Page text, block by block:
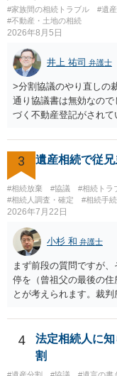
があり出席できない）と
はないので、ｍｉｎｔｓ
限までに届けばよい）
にお問い合わせくださ
#家族間の相続トラブル #遺
#不動産・土地の相続
2026年8月5日
井上 祐司 弁護士
>分割協議のやり直しの
通り協議書は無効なの
づく不動産登記がされ
方の訴訟の主張及び立
医師の意見書、筆跡鑑
はありますが、 ・伯母
様の意に反する遺産分割
であること からすると
性はそれほど高くない
言えると思います。
3 遺産相続で従
#相続放棄 #協議 #相続トラ
#相続人調査・確定
#相続手
2026年7月22日
小杉 和 弁護士
まず前段の質問ですが
停を（曾祖父の最後の
とが考えられます。裁
能と思われます。時間
揃える必要があります
4
法定相続人に
割
#遺産分割 #協議 #遺言の書